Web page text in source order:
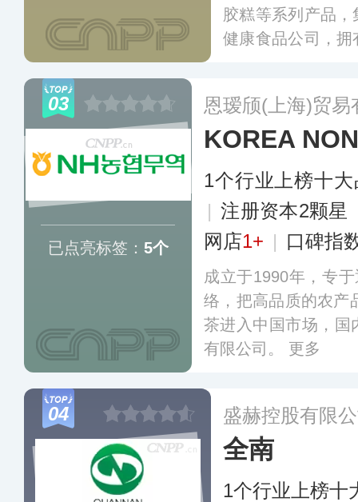
胶糕等系列产品
健康食品公司，
03
已点亮标签： 5个
恩瑷颀(上海)贸易
KOREA
1个行业上榜十
| 注册资本2颗星
网店1+ | 口碑指
成立于1990年，专
络，把高品质的农产
茶进入中国市场，国
有限公司。 更多
04 盛赫控股有限
全南
1个行业上榜十